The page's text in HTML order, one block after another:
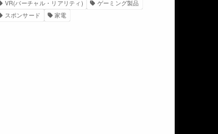
VR(バーチャル・リアリティ)
ゲーミング製品
スポンサード
家電